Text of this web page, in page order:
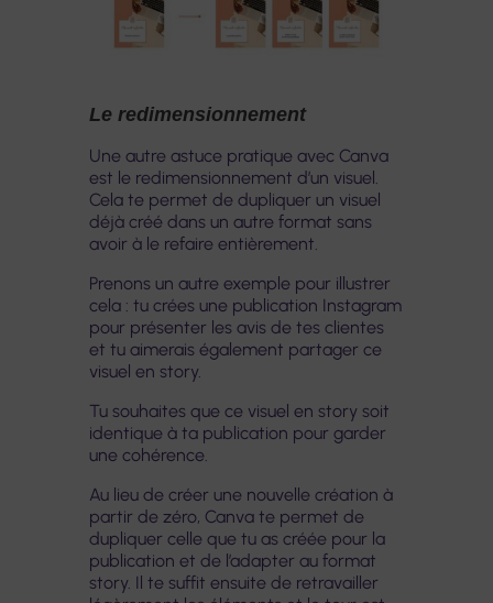
Le redimensionnement
Une autre astuce pratique avec Canva
est le redimensionnement d’un visuel.
Cela te permet de dupliquer un visuel
déjà créé dans un autre format sans
avoir à le refaire entièrement.
Prenons un autre exemple pour illustrer
cela : tu crées une publication Instagram
pour présenter les avis de tes clientes
et tu aimerais également partager ce
visuel en story.
Tu souhaites que ce visuel en story soit
identique à ta publication pour garder
une cohérence.
Au lieu de créer une nouvelle création à
partir de zéro, Canva te permet de
dupliquer celle que tu as créée pour la
publication et de l’adapter au format
story. Il te suffit ensuite de retravailler